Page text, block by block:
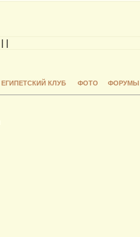
ЕГИПЕТСКИЙ КЛУБ ФОТО ФОРУМЫ